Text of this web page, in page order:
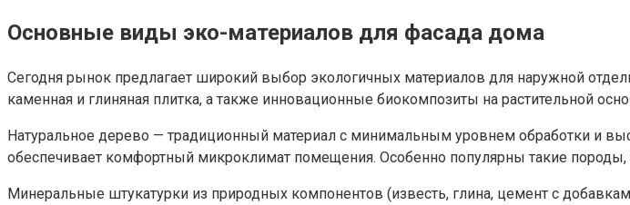
Основные виды эко-материалов для фасада дома
Сегодня рынок предлагает широкий выбор экологичных материалов для наружной
каменная и глиняная плитка, а также инновационные биокомпозиты на растительной
Натуральное дерево — традиционный материал с минимальным уровнем обработки и
обеспечивает комфортный микроклимат помещения. Особенно популярны такие
Минеральные штукатурки из природных компонентов (известь, глина, цемент с